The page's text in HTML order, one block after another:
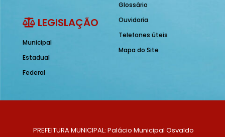
LEGISLAÇÃO
Municipal
Estadual
Federal
Glossário
Ouvidoria
Telefones úteis
Mapa do Site
PREFEITURA MUNICIPAL: Palácio Municipal Osvaldo